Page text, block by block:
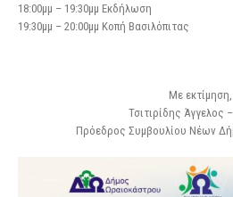
18:00μμ – 19:30μμ Εκδήλωση
19:30μμ – 20:00μμ Κοπή Βασιλόπιτας
Με εκτίμηση,
Τσιτιρίδης Άγγελος
Πρόεδρος Συμβουλίου Νέων